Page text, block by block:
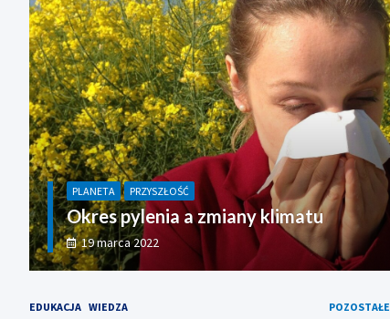
PLANETA PRZYSZŁOŚĆ
Okres pylenia a zmiany klimatu
19 marca 2022
EDUKACJA WIEDZA POZOSTAŁE